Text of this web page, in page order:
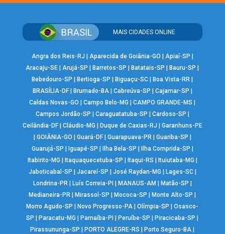
MAIS CIDADES ONLINE
Angra dos Reis-RJ Aparecida de Goiânia-GO Apiaí-SP
Aracaju-SE |Arujá-SP Barretos-SP Batatais-SP Bauru-SP
Bebedouro-SP
Bertioga-SP Biguaçu-SC Boa Vista-RR
BRASÍLIA-DF| Brumado-BA| Cabreúva-SP Cajamar-SP
Caldas Novas-GO
|Campo Belo-MG |CAMPO GRANDE-MS
Campos Jordão-SP
Caraguatatuba-SP Cardoso-SP
Ceilândia-DF| Cláudio-MG Duque de Caxias-RJ
Garanhuns-PE
GOIÂNIA-GO Guará-DF| Guarapuava-PR| Guariba-SP
Guarujá-SP
Iguapé-SP Ilha Bela-SP Ilha Comprida-SP
Itabirito-MG
Itaquaquecetuba-SP Itaqui-RS Ituiutaba-MG
Jaboticabal-SP
Jacareí-SP José Raydan-MG Lages-SC|
Londrina-PR| Luís Correia-PI MANAUS-AM Matão-SP
Medianeira-PR
Mirassol-SP Mococa-SP Monte Alto-SP
Morro Agudo-SP
Novo Progresso-PA |Olímpia-SP |Osasco-
SP
Paracatu-MG Parnaíba-PI Peruíbe-SP Piracicaba-SP
Pirassununga-SP
PORTO ALEGRE-RS Porto Seguro-BA